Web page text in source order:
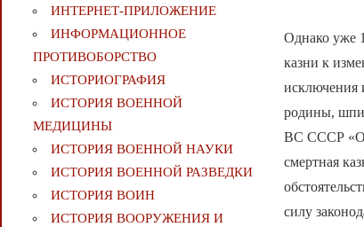
Однако уже
казни к
исключения
родины,
ВС СССР «Об
смертная
силу
ИНТЕРНЕТ-ПРИЛОЖЕНИЕ
ИНФОРМАЦИОННОЕ
ПРОТИВОБОРСТВО
ИСТОРИОГРАФИЯ
ИСТОРИЯ ВОЕННОЙ
МЕДИЦИНЫ
ИСТОРИЯ ВОЕННОЙ НАУКИ
ИСТОРИЯ ВОЕННОЙ РАЗВЕДКИ
ИСТОРИЯ ВОИН
ИСТОРИЯ ВООРУЖЕНИЯ И